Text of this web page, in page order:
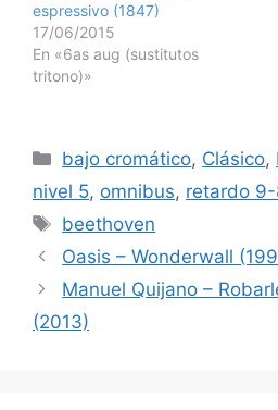
espressivo (1847)
17/06/2015
En «6as aug (sustitutos
tritono)»
Categorías
bajo cromático, Clásico,
nivel 5, omnibus, retardo
Etiquetas
beethoven
Oasis – Wonderwall
Manuel Quijano –
(2013)